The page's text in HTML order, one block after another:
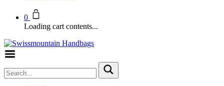
0
Loading cart contents...